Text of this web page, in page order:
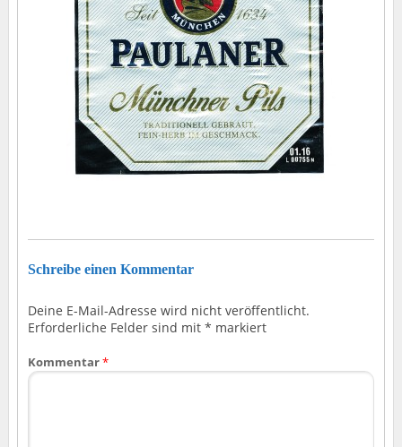
Schreibe einen Kommentar
Deine E-Mail-Adresse wird nicht veröffentlicht.
Erforderliche Felder sind mit * markiert
Kommentar*